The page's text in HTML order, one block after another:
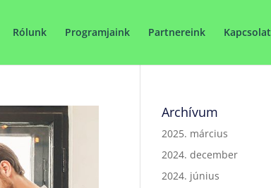
Rólunk Programjaink Partnereink Kapcsolat
Archívum
2025. március
2024. december
2024. június